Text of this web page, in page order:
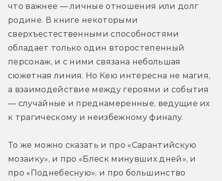
что важнее — личные отношения или долг
родине. В книге некоторыми
сверхъестественными способностями
обладает только один второстепенный
персонаж, и с ними связана небольшая
сюжетная линия. Но Кею интересна не магия,
а взаимодействие между героями и события
— случайные и преднамеренные, ведущие их
к трагическому и неизбежному финалу.
То же можно сказать и про «Сарантийскую
мозаику», и про «Блеск минувших дней», и
про «Поднебесную», и про большинство